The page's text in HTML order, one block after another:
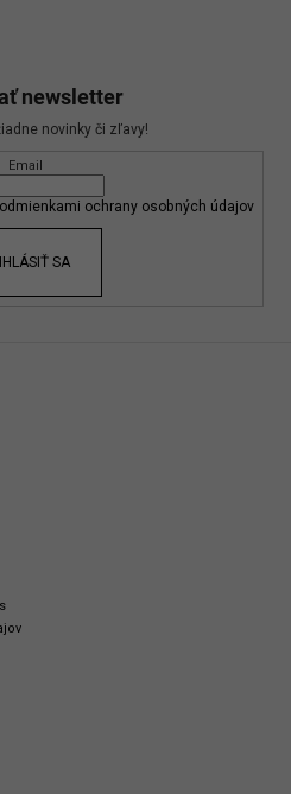
newsletter
novinky či zľavy!
Email
ochrany osobných údajov
SA